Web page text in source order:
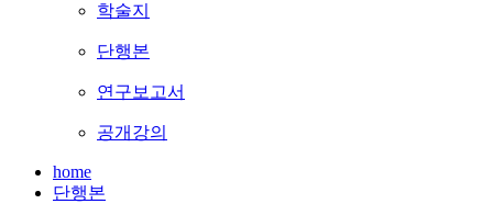
학술지
단행본
연구보고서
공개강의
home
단행본